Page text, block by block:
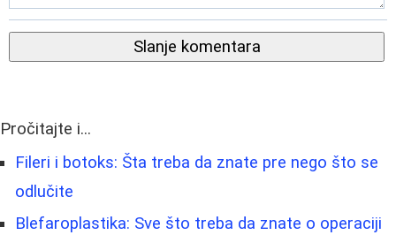
Slanje komentara
Pročitajte i...
Fileri i botoks: Šta treba da znate pre nego što se
odlučite
Blefaroplastika: Sve što treba da znate o operaciji